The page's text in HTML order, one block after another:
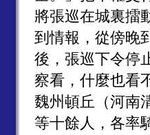
將張巡在城裏擂
到情報，從傍晚
後，張巡下令停
察看，什麼也看
魏州頓丘（河南
等十餘人，各率